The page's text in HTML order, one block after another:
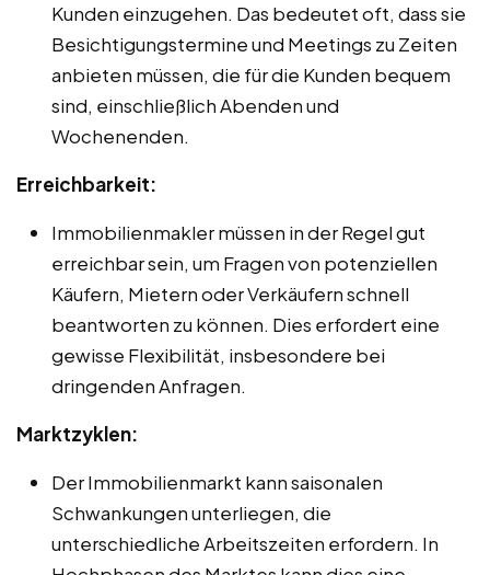
Kunden einzugehen. Das bedeutet oft, dass sie
Besichtigungstermine und Meetings zu Zeiten
anbieten müssen, die für die Kunden bequem
sind, einschließlich Abenden und
Wochenenden.
Erreichbarkeit:
Immobilienmakler müssen in der Regel gut
erreichbar sein, um Fragen von potenziellen
Käufern, Mietern oder Verkäufern schnell
beantworten zu können. Dies erfordert eine
gewisse Flexibilität, insbesondere bei
dringenden Anfragen.
Marktzyklen:
Der Immobilienmarkt kann saisonalen
Schwankungen unterliegen, die
unterschiedliche Arbeitszeiten erfordern. In